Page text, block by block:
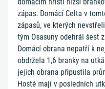
zápas. Domácí Celta v
zápasů, ve kterých
tým Osasuny odehrál šest
Domácí obrana nepatří k
obdržela 1,6 branky na
jejich obrana připustila
Hosté mají v posledních